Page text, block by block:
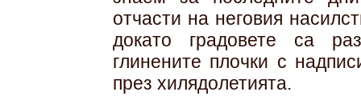
отчасти на неговия
докато градовете са
глинените плочки с
през хилядолетията.